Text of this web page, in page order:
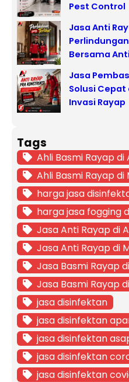
Pest Control
Jasa Anti
Bersama
Jasa
Solusi
Invasi Rayap
Tags
Ahli Basmi Rayap di
Ahli Basmi Rayap di
harga jasa
harga jasa fogging
Jasa Anti Rayap di
Jasa Anti Rayap di
Jasa Basmi Rayap
Jasa Basmi Rayap
jasa disinfektan
jasa disinfektan
jasa disinfektan
jasa disinfektan
jasa disinfektan